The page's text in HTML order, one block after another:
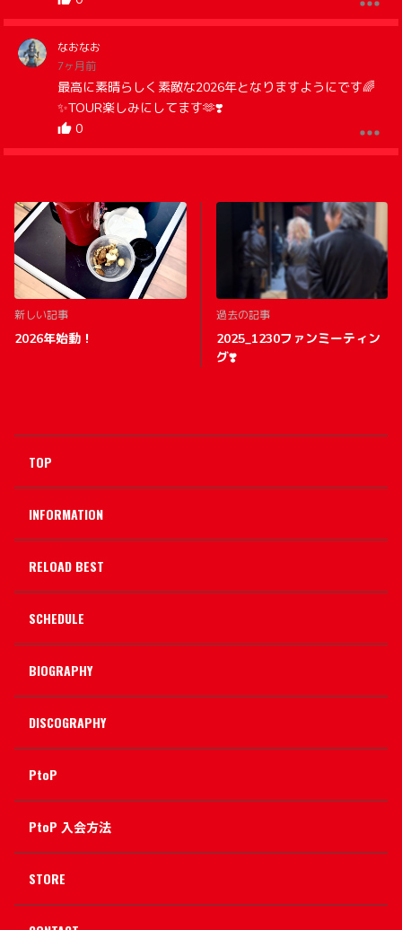
なおなお
7ヶ月前
最高に素晴らしく素敵な2026年となりますようにです🌈
✨️TOUR楽しみにしてます🫶❣️
0
明けましておめでとうございます🎉
本年もよろしくお願い致します🙇
2026年PERSONZ初めは新年会から😆
0
新しい記事
2026年始動！
過去の記事
2025_1230ファンミーティン
グ❣️
TOP
INFORMATION
RELOAD BEST
SCHEDULE
BIOGRAPHY
DISCOGRAPHY
PtoP
PtoP 入会方法
STORE